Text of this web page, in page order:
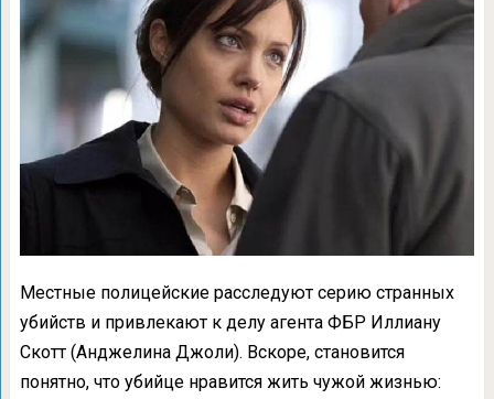
Местные полицейские расследуют серию странных
убийств и привлекают к делу агента ФБР Иллиану
Скотт (Анджелина Джоли). Вскоре, становится
понятно, что убийце нравится жить чужой жизнью: